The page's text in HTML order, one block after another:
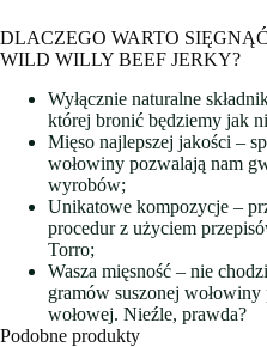
DLACZEGO WARTO
WILD WILLY BEEF JERKY?
Wyłącznie naturalne
której bronić będziemy jak
Mięso najlepszej jakości –
wołowiny pozwalają nam
wyrobów;
Unikatowe kompozycje –
procedur z użyciem
Torro;
Wasza mięsność – nie
gramów suszonej
wołowej. Nieźle, prawda?
Podobne produkty